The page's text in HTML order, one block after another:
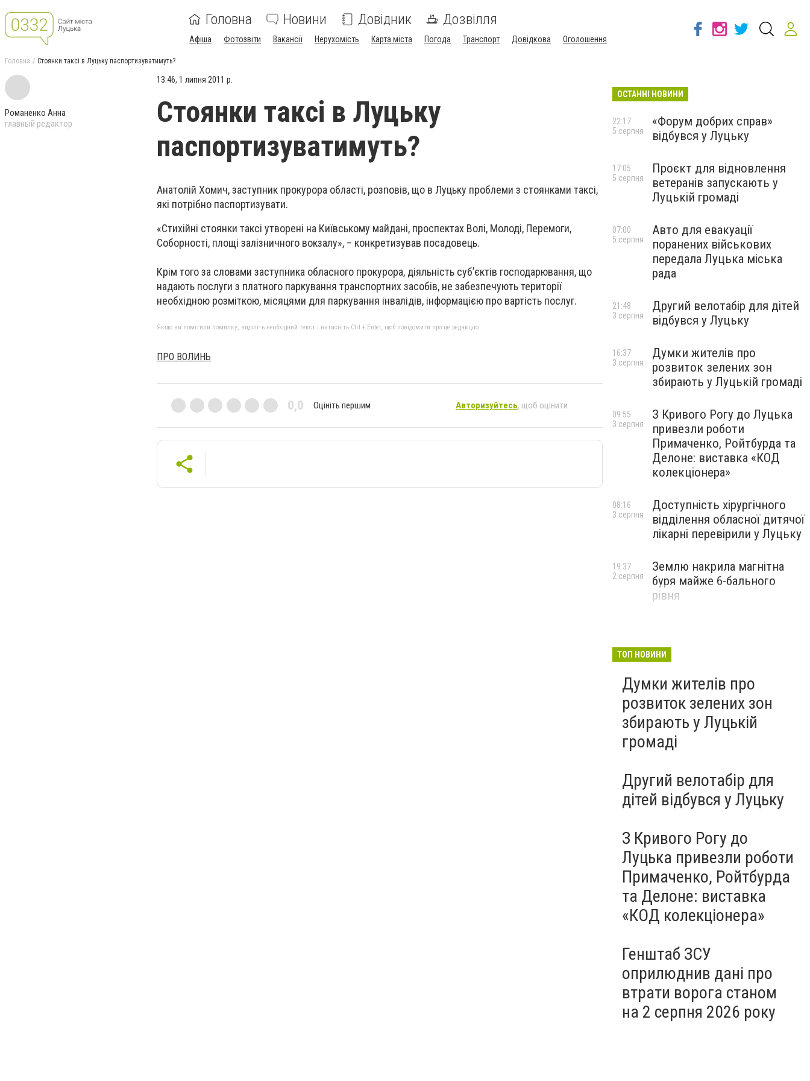
Головна Новини Довідник Дозвілля
Афіша Фотозвіти Вакансії Нерухомість Карта міста Погода Транспорт Довідкова Оголошення
Головна Стоянки таксі в Луцьку паспортизуватимуть?
Романенко Анна
главный редактор
13:46, 1 липня 2011 р.
Стоянки таксі в Луцьку
паспортизуватимуть?
Анатолій Хомич, заступник прокурора області, розповів, що в Луцьку проблеми з стоянками таксі,
які потрібно паспортизувати.
«Стихійні стоянки таксі утворені на Київському майдані, проспектах Волі, Молоді, Перемоги,
Соборності, площі залізничного вокзалу», – конкретизував посадовець.
Крім того за словами заступника обласного прокурора, діяльність суб’єктів господарювання, що
надають послуги з платного паркування транспортних засобів, не забезпечують території
необхідною розміткою, місяцями для паркування інвалідів, інформацією про вартість послуг.
Якщо ви помітили помилку, виділіть необхідний текст і натисніть Ctrl + Enter, щоб повідомити про це редакцію
ПРО ВОЛИНЬ
0,0 Оцініть першим Авторизуйтесь, щоб оцінити
ОСТАННІ НОВИНИ
«Форум добрих справ»
відбувся у Луцьку
22:17
5 серпня
Проєкт для відновлення
ветеранів запускають у
Луцькій громаді
17:05
5 серпня
Авто для евакуації
поранених військових
передала Луцька міська
рада
07:00
5 серпня
Другий велотабір для дітей
відбувся у Луцьку
21:48
3 серпня
Думки жителів про
розвиток зелених зон
збирають у Луцькій громаді
16:37
3 серпня
З Кривого Рогу до Луцька
привезли роботи
Примаченко, Ройтбурда та
Делоне: виставка «КОД
колекціонера»
09:55
3 серпня
Доступність хірургічного
відділення обласної дитячої
лікарні перевірили у Луцьку
08:16
3 серпня
Землю накрила магнітна
буря майже 6-бального
рівня
19:37
2 серпня
ТОП НОВИНИ
Думки жителів про
розвиток зелених зон
збирають у Луцькій
громаді
Другий велотабір для
дітей відбувся у Луцьку
З Кривого Рогу до
Луцька привезли роботи
Примаченко, Ройтбурда
та Делоне: виставка
«КОД колекціонера»
Генштаб ЗСУ
оприлюднив дані про
втрати ворога станом
на 2 серпня 2026 року